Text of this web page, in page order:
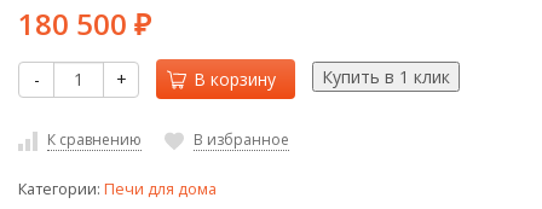
180 500 ₽
- + В корзину
К сравнению В избранное
Категории: Печи для дома